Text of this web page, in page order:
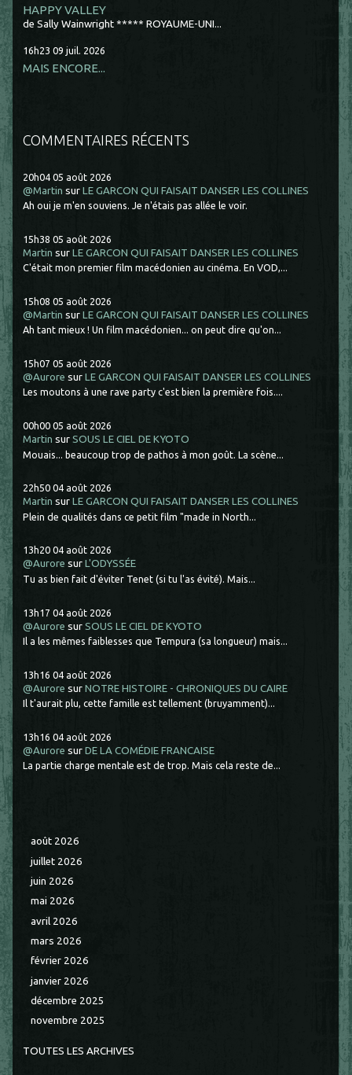
HAPPY VALLEY
de Sally Wainwright ***** ROYAUME-UNI...
16h23 09 juil. 2026
MAIS ENCORE...
COMMENTAIRES RÉCENTS
20h04 05 août 2026
@Martin surLE GARCON QUI FAISAIT DANSER LES COLLINES
Ah oui je m'en souviens. Je n'étais pas allée le voir.
15h38 05 août 2026
Martin surLE GARCON QUI FAISAIT DANSER LES COLLINES
C'était mon premier film macédonien au cinéma. En VOD,...
15h08 05 août 2026
@Martin surLE GARCON QUI FAISAIT DANSER LES COLLINES
Ah tant mieux ! Un film macédonien... on peut dire qu'on...
15h07 05 août 2026
@Aurore surLE GARCON QUI FAISAIT DANSER LES COLLINES
Les moutons à une rave party c'est bien la première fois....
00h00 05 août 2026
Martin surSOUS LE CIEL DE KYOTO
Mouais... beaucoup trop de pathos à mon goût. La scène...
22h50 04 août 2026
Martin surLE GARCON QUI FAISAIT DANSER LES COLLINES
Plein de qualités dans ce petit film "made in North...
13h20 04 août 2026
@Aurore surL'ODYSSÉE
Tu as bien fait d'éviter Tenet (si tu l'as évité). Mais...
13h17 04 août 2026
@Aurore surSOUS LE CIEL DE KYOTO
Il a les mêmes faiblesses que Tempura (sa longueur) mais...
13h16 04 août 2026
@Aurore surNOTRE HISTOIRE - CHRONIQUES DU CAIRE
Il t'aurait plu, cette famille est tellement (bruyamment)...
13h16 04 août 2026
@Aurore surDE LA COMÉDIE FRANCAISE
La partie charge mentale est de trop. Mais cela reste de...
août 2026
juillet 2026
juin 2026
mai 2026
avril 2026
mars 2026
février 2026
janvier 2026
décembre 2025
novembre 2025
TOUTES LES ARCHIVES